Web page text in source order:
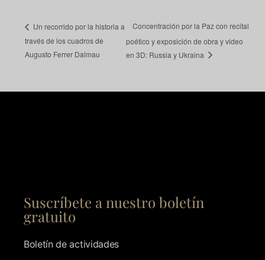
Un recorrido por la historia a
través de los cuadros de
Augusto Ferrer Dalmau
Concentración por la Paz con recital
poético y exposición de obra y video
en 3D: Russia y Ukraina
Suscríbete a nuestro boletín
gratuito
Boletín de actividades